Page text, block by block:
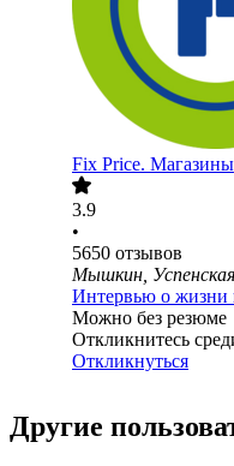
Fix Price. Магазины
3.9
•
5650 отзывов
Мышкин, Успенская
Интервью о жизни
Можно без резюме
Откликнитесь
Откликнуться
Другие